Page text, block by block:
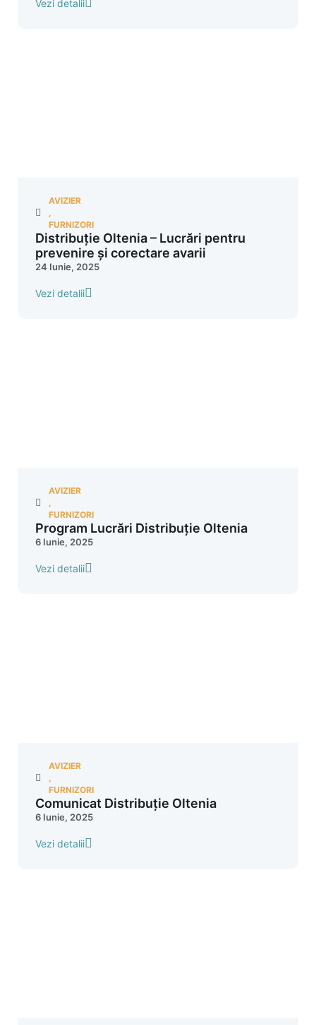
Vezi detalii
AVIZIER
,
FURNIZORI
Distribuție Oltenia – Lucrări pentru
prevenire și corectare avarii
24 Iunie, 2025
Vezi detalii
AVIZIER
,
FURNIZORI
Program Lucrări Distribuție Oltenia
6 Iunie, 2025
Vezi detalii
AVIZIER
,
FURNIZORI
Comunicat Distribuție Oltenia
6 Iunie, 2025
Vezi detalii